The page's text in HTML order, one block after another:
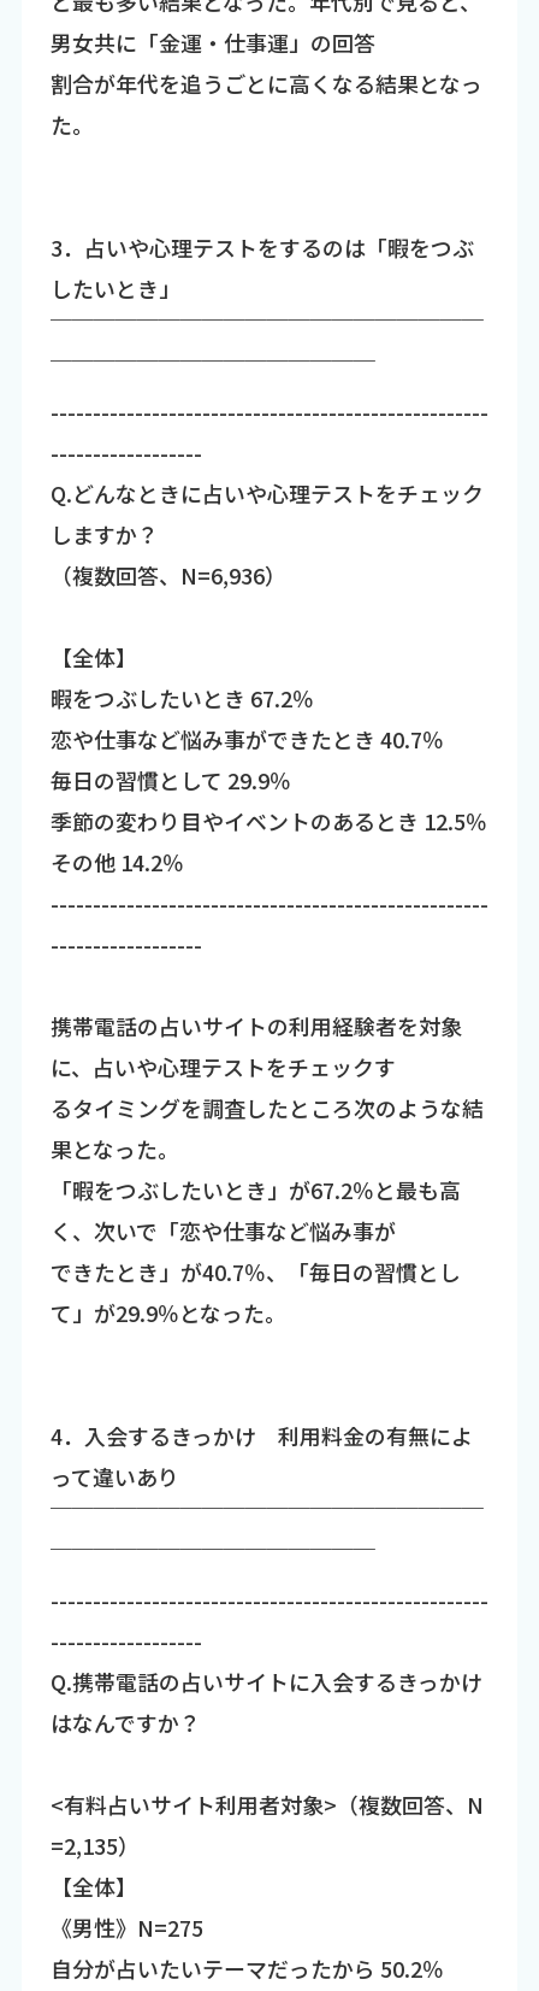
男女共に「金運・仕事運」の回答
割合が年代を追うごとに高くなる結果となっ
た。
3．占いや心理テストをするのは「暇をつぶ
したいとき」
￣￣￣￣￣￣￣￣￣￣￣￣￣￣￣￣￣￣￣￣
￣￣￣￣￣￣￣￣￣￣￣￣￣￣￣
----------------------------------------------------
------------------
Q.どんなときに占いや心理テストをチェック
しますか？
（複数回答、N=6,936）
【全体】
暇をつぶしたいとき 67.2％
恋や仕事など悩み事ができたとき 40.7％
毎日の習慣として 29.9％
季節の変わり目やイベントのあるとき 12.5％
その他 14.2％
----------------------------------------------------
------------------
携帯電話の占いサイトの利用経験者を対象
に、占いや心理テストをチェックす
るタイミングを調査したところ次のような結
果となった。
「暇をつぶしたいとき」が67.2％と最も高
く、次いで「恋や仕事など悩み事が
できたとき」が40.7％、「毎日の習慣とし
て」が29.9％となった。
4．入会するきっかけ 利用料金の有無によ
って違いあり
￣￣￣￣￣￣￣￣￣￣￣￣￣￣￣￣￣￣￣￣
￣￣￣￣￣￣￣￣￣￣￣￣￣￣￣
----------------------------------------------------
------------------
Q.携帯電話の占いサイトに入会するきっかけ
はなんですか？
<有料占いサイト利用者対象>（複数回答、N
=2,135）
【全体】
《男性》N=275
自分が占いたいテーマだったから 50.2％